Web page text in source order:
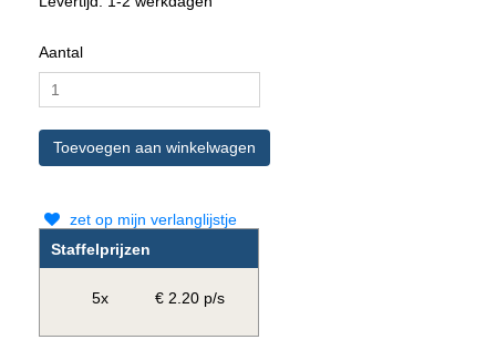
Aantal
zet op mijn verlanglijstje
Staffelprijzen
5x € 2.20 p/s